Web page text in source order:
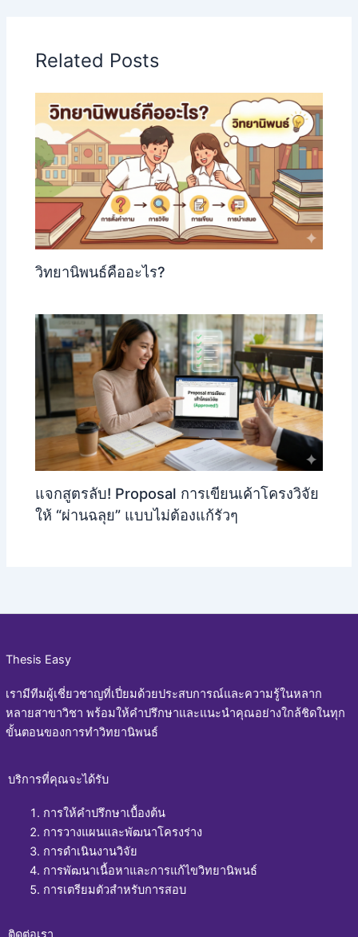
Related Posts
วิทยานิพนธ์คืออะไร?
แจกสูตรลับ! Proposal การเขียนเค้าโครงวิจัย
ให้ “ผ่านฉลุย” แบบไม่ต้องแก้รัวๆ
Thesis Easy
เรามีทีมผู้เชี่ยวชาญที่เปี่ยมด้วยประสบการณ์และความรู้ในหลาก
หลายสาขาวิชา พร้อมให้คำปรึกษาและแนะนำคุณอย่างใกล้ชิดในทุก
ขั้นตอนของการทำวิทยานิพนธ์
บริการที่คุณจะได้รับ
การให้คำปรึกษาเบื้องต้น
การวางแผนและพัฒนาโครงร่าง
การดำเนินงานวิจัย
การพัฒนาเนื้อหาและการแก้ไขวิทยานิพนธ์
การเตรียมตัวสำหรับการสอบ